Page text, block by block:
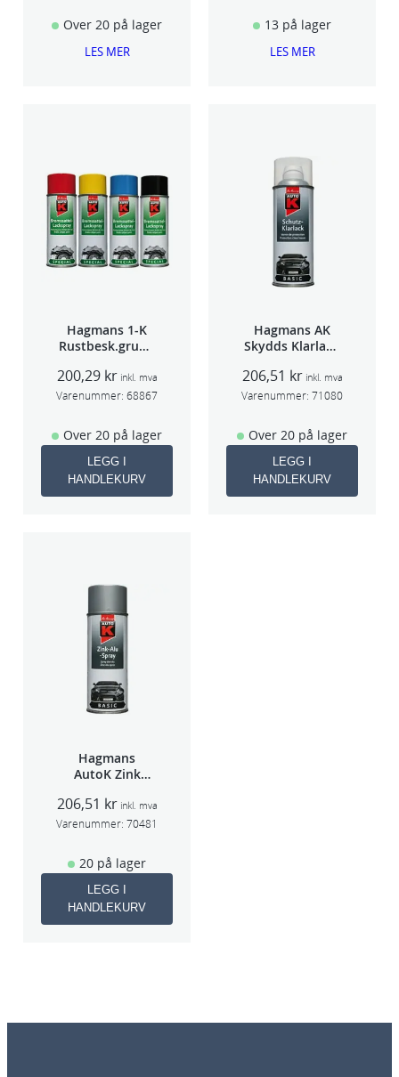
Over 20 på lager
LES MER
13 på lager
LES MER
Hagmans 1-K
Rustbesk.grunn
200,29 kr inkl. mva
Varenummer: 68867
Over 20 på lager
LEGG I
HANDLEKURV
Hagmans AK
Skydds Klarlakk
206,51 kr inkl. mva
Varenummer: 71080
Over 20 på lager
LEGG I
HANDLEKURV
Hagmans
AutoK Zink
206,51 kr inkl. mva
Varenummer: 70481
20 på lager
LEGG I
HANDLEKURV